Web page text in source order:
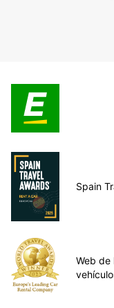
Spain
Web de